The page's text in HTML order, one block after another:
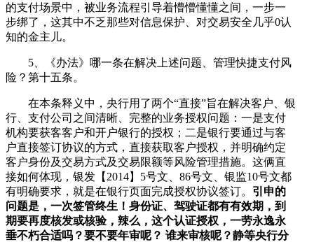
的支付场景中，被业务流程引导着懵懵懂懂之间，一步一
步绑了，这其中不乏那些对信息保护、对交易安全几乎0认
知的金主儿。
5、《办法》哪一条在解决上述问题、管理快捷支付风
险？第十五条。
在本条释义中，央行用了两个“直接”旨在解决客户、银
行、支付公司之间清晰、完整的业务授权问题：一是支付
机构要获客客户和开户银行的授权；二是银行要通过与客
户直接签订协议的方式，直接获取客户授权，并明确约定
客户身份及交易方式及交易限额等风险管理措施。这俩直
接如何体现，银发【2014】5号文、86号文、银监10号文都
有明确要求，就是在银行页面完成授权协议签订。 引申的
问题是，一次签管终生！身份证、驾驶证都有有效期，到
期要再度核发或核验，辣么，这个认证授权，一劳永逸永
垂不朽合适吗？要不要年审呢？ 谁来审核呢？静等央行分